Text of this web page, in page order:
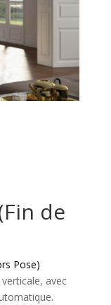
de
Pose)
avec